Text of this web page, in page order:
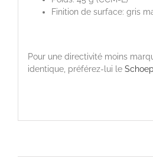
Finition de surface: gris
Pour une directivité moins
identique, préférez-lui le